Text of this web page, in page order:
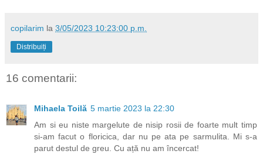
copilarim la 3/05/2023 10:23:00 p.m.
Distribuiți
16 comentarii:
Mihaela Toilă 5 martie 2023 la 22:30
Am si eu niste margelute de nisip rosii de foarte mult timp
si-am facut o floricica, dar nu pe ata pe sarmulita. Mi s-a
parut destul de greu. Cu ață nu am încercat!